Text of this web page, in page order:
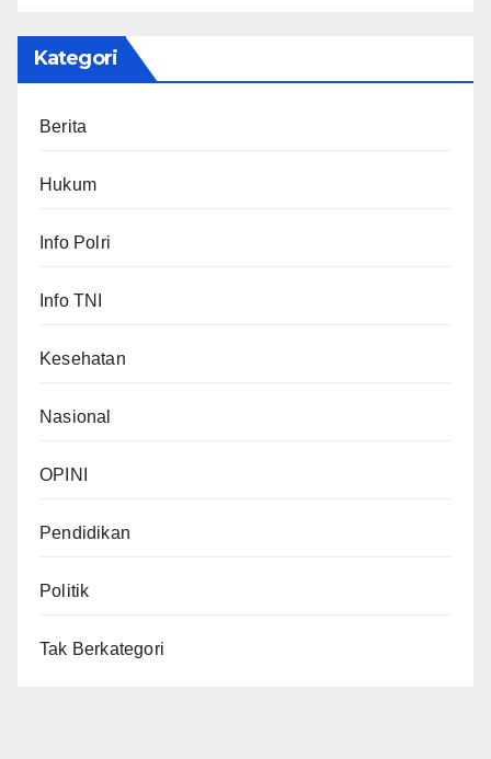
Kategori
Berita
Hukum
Info Polri
Info TNI
Kesehatan
Nasional
OPINI
Pendidikan
Politik
Tak Berkategori